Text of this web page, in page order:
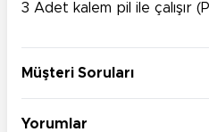
3 Adet kalem pil ile çalışır
Müşteri Soruları
Yorumlar